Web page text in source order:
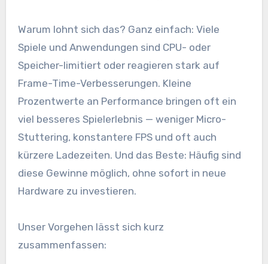
Warum lohnt sich das? Ganz einfach: Viele
Spiele und Anwendungen sind CPU- oder
Speicher-limitiert oder reagieren stark auf
Frame-Time-Verbesserungen. Kleine
Prozentwerte an Performance bringen oft ein
viel besseres Spielerlebnis — weniger Micro-
Stuttering, konstantere FPS und oft auch
kürzere Ladezeiten. Und das Beste: Häufig sind
diese Gewinne möglich, ohne sofort in neue
Hardware zu investieren.
Unser Vorgehen lässt sich kurz
zusammenfassen: